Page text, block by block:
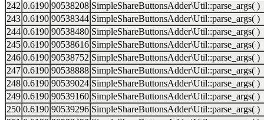
242 0.6190 90538208 SimpleShareButtonsAdder\Util::parse_args( )
243 0.6190 90538344 SimpleShareButtonsAdder\Util::parse_args( )
244 0.6190 90538480 SimpleShareButtonsAdder\Util::parse_args( )
245 0.6190 90538616 SimpleShareButtonsAdder\Util::parse_args( )
246 0.6190 90538752 SimpleShareButtonsAdder\Util::parse_args( )
247 0.6190 90538888 SimpleShareButtonsAdder\Util::parse_args( )
248 0.6190 90539024 SimpleShareButtonsAdder\Util::parse_args( )
249 0.6190 90539160 SimpleShareButtonsAdder\Util::parse_args( )
250 0.6190 90539296 SimpleShareButtonsAdder\Util::parse_args( )